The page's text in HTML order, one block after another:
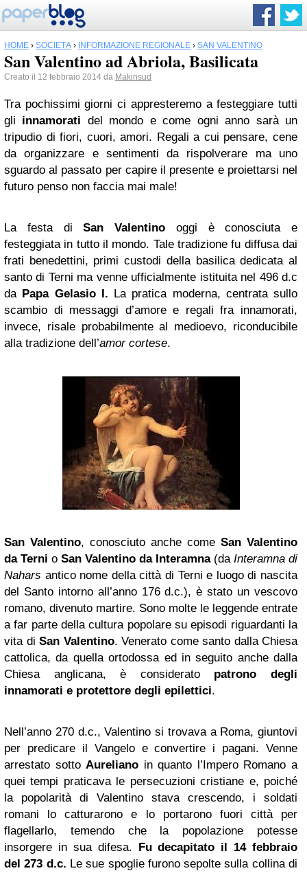
HOME › SOCIETÀ › INFORMAZIONE REGIONALE › SAN VALENTINO
San Valentino ad Abriola, Basilicata
Creato il 12 febbraio 2014 da Makinsud
Tra pochissimi giorni ci appresteremo a festeggiare tutti
gli innamorati del mondo e come ogni anno sarà un
tripudio di fiori, cuori, amori. Regali a cui pensare, cene
da organizzare e sentimenti da rispolverare ma uno
sguardo al passato per capire il presente e proiettarsi nel
futuro penso non faccia mai male!
La festa diSan Valentino oggi è conosciuta e
festeggiata in tutto il mondo. Tale tradizione fu diffusa dai
frati benedettini, primi custodi della basilica dedicata al
santo di Terni ma venne ufficialmente istituita nel 496 d.c
da Papa Gelasio I. La pratica moderna, centrata sullo
scambio di messaggi d’amore e regali fra innamorati,
invece, risale probabilmente al medioevo, riconducibile
alla tradizione dell’amor cortese.
San Valentino, conosciuto anche come San Valentino
da Terni o San Valentino da Interamna (da Interamna di
Nahars antico nome della città di Terni e luogo di nascita
del Santo intorno all’anno 176 d.c.), è stato un vescovo
romano, divenuto martire. Sono molte le leggende entrate
a far parte della cultura popolare su episodi riguardanti la
vita di San Valentino. Venerato come santo dalla Chiesa
cattolica, da quella ortodossa ed in seguito anche dalla
Chiesa anglicana, è considerato patrono degli
innamorati e protettore degli epilettici.
Nell’anno 270 d.c., Valentino si trovava a Roma, giuntovi
per predicare il Vangelo e convertire i pagani. Venne
arrestato sottoAureliano in quanto l’Impero Romano a
quei tempi praticava le persecuzioni cristiane e, poiché
la popolarità di Valentino stava crescendo, i soldati
romani lo catturarono e lo portarono fuori città per
flagellarlo, temendo che la popolazione potesse
insorgere in sua difesa. Fu decapitato il 14 febbraio
del 273 d.c. Le sue spoglie furono sepolte sulla collina di